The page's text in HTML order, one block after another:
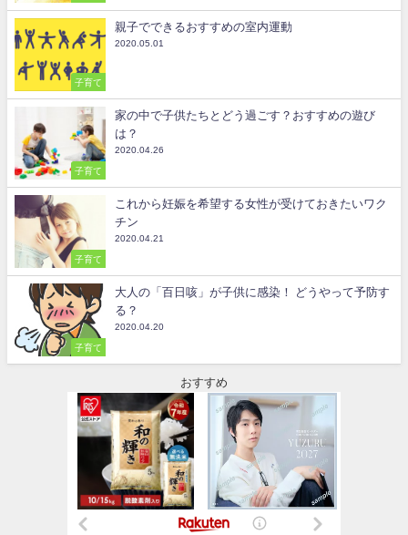
子育て
親子でできるおすすめの室内運動
2020.05.01
子育て
家の中で子供たちとどう過ごす？おすすめの遊び
は？
2020.04.26
子育て
これから妊娠を希望する女性が受けておきたいワク
チン
2020.04.21
子育て
大人の「百日咳」が子供に感染！ どうやって予防す
る？
2020.04.20
おすすめ